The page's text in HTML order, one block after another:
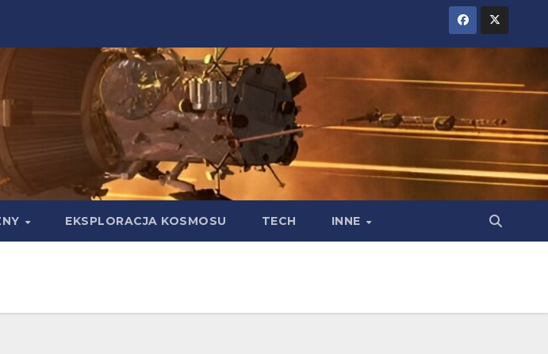
EKSPLORACJA KOSMOSU TECH INNE